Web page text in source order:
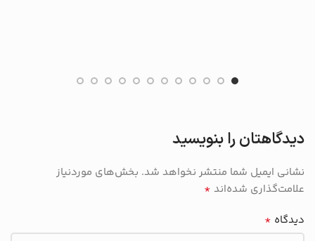
دیدگاهتان را بنویسید
نشانی ایمیل شما منتشر نخواهد شد. بخش‌های موردنیاز
علامت‌گذاری شده‌اند *
دیدگاه *